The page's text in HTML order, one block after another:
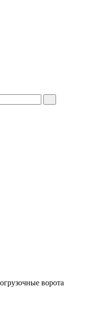
ворота